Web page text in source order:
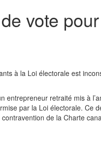
vote
à la Loi électorale est
entrepreneur retraité mis à
par la Loi électorale. Ce
de la Charte